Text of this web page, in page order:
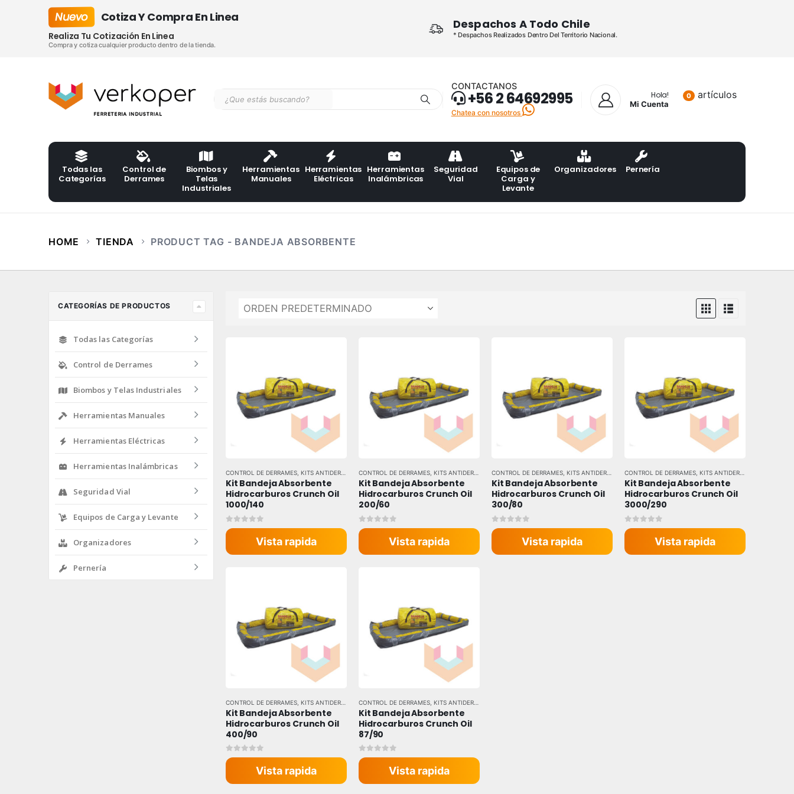
Despachos A Todo Chile
* Despachos Realizados Dentro Del Territorio Nacional.
Nuevo Cotiza Y Compra En Linea
Realiza Tu Cotización En Linea
Compra y cotiza cualquier producto dentro de la tienda.
CONTACTANOS
+56 2 64692995
Chatea con nosotros
Hola!
Mi Cuenta
0 artículos
Todas las
Categorías
Control de
Derrames
Biombos y
Telas
Industriales
Herramientas
Manuales
Herramientas
Eléctricas
Herramientas
Inalámbricas
Seguridad
Vial
Equipos de
Carga y
Levante
Organizadores Pernería
HOME TIENDA PRODUCT TAG - BANDEJA ABSORBENTE
CONTROL DE DERRAMES KITS ANTIDERRAME ,TODAS LAS MARCAS
Kit Bandeja Absorbente
Hidrocarburos Crunch Oil
1000/140
0out of 5
Vista rapida
CONTROL DE DERRAMES KITS ANTIDERRAME ,TODAS LAS MARCAS
Kit Bandeja Absorbente
Hidrocarburos Crunch Oil
200/60
0out of 5
Vista rapida
CONTROL DE DERRAMES KITS ANTIDERRAME ,TODAS LAS MARCAS
Kit Bandeja Absorbente
Hidrocarburos Crunch Oil
300/80
0out of 5
Vista rapida
CONTROL DE DERRAMES KITS ANTIDERRAME
Kit Bandeja Absorbente
Hidrocarburos Crunch Oil
3000/290
0out of 5
Vista rapida
CONTROL DE DERRAMES KITS ANTIDERRAME ,TODAS LAS MARCAS
Kit Bandeja Absorbente
Hidrocarburos Crunch Oil
400/90
0out of 5
Vista rapida
CONTROL DE DERRAMES KITS ANTIDERRAME
Kit Bandeja Absorbente
Hidrocarburos Crunch Oil
87/90
0out of 5
Vista rapida
CATEGORÍAS DE PRODUCTOS
Todas las Categorías
Control de Derrames
Biombos y Telas Industriales
Herramientas Manuales
Herramientas Eléctricas
Herramientas Inalámbricas
Seguridad Vial
Equipos de Carga y Levante
Organizadores
Pernería